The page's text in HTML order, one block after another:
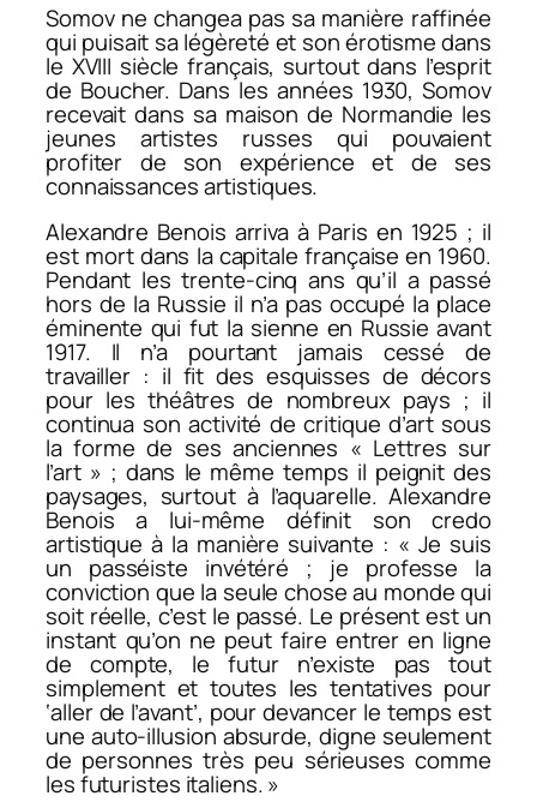
Somov ne changea pas sa manière raffinée
qui puisait sa légèreté et son érotisme dans
le XVIII siècle français, surtout dans l’esprit
de Boucher. Dans les années 1930, Somov
recevait dans sa maison de Normandie les
jeunes artistes russes qui pouvaient
profiter de son expérience et de ses
connaissances artistiques.
Alexandre Benois arriva à Paris en 1925 ; il
est mort dans la capitale française en 1960.
Pendant les trente-cinq ans qu’il a passé
hors de la Russie il n’a pas occupé la place
éminente qui fut la sienne en Russie avant
1917. Il n’a pourtant jamais cessé de
travailler : il fit des esquisses de décors
pour les théâtres de nombreux pays ; il
continua son activité de critique d’art sous
la forme de ses anciennes « Lettres sur
l’art » ; dans le même temps il peignit des
paysages, surtout à l’aquarelle. Alexandre
Benois a lui-même définit son credo
artistique à la manière suivante : « Je suis
un passéiste invétéré ; je professe la
conviction que la seule chose au monde qui
soit réelle, c’est le passé. Le présent est un
instant qu’on ne peut faire entrer en ligne
de compte, le futur n’existe pas tout
simplement et toutes les tentatives pour
‘aller de l’avant’, pour devancer le temps est
une auto-illusion absurde, digne seulement
de personnes très peu sérieuses comme
les futuristes italiens. »